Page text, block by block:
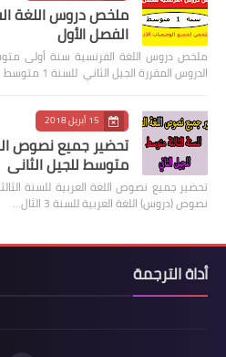
ملخص دروس اللغة
الفصل الأول
ملخص دروس اللغة الفرنسية سنة أولى
الدروس المقررة الجيل الثاني للسنة 1 متوسط في الفر…
15 أبريل 2018
تحضير جميع نصوص
متوسط للجيل الثاني
تحضير جميع نصوص اللغة العربية للسنة
نصوص (دروس) اللغة العربية للسنة 3 الثال…
أداة الترجمة